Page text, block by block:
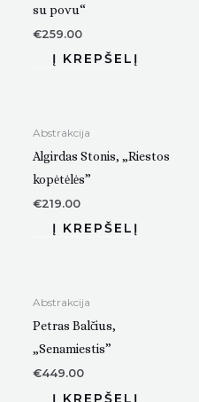
su povu“
€259.00
Abstrakcija
Algirdas Stonis, „Riestos
kopėtėlės”
€219.00
Abstrakcija
Petras Balčius,
„Senamiestis”
€449.00